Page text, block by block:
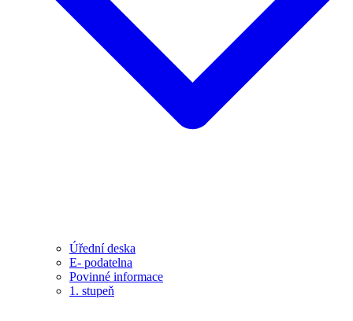
Úřední deska
E- podatelna
Povinné informace
1. stupeň